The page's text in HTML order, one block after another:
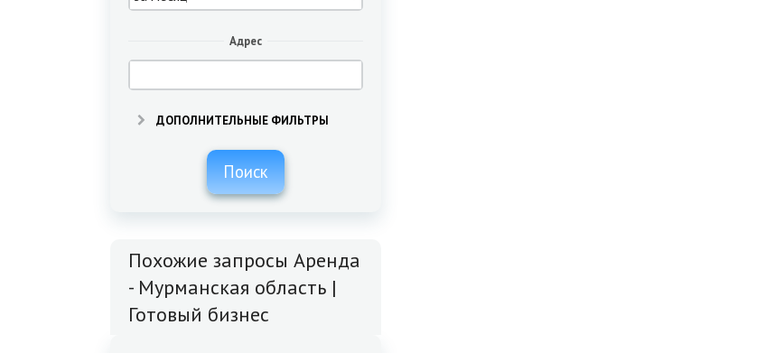
Адрес
ДОПОЛНИТЕЛЬНЫЕ ФИЛЬТРЫ
Поиск
Похожие запросы Аренда
- Мурманская область |
Готовый бизнес